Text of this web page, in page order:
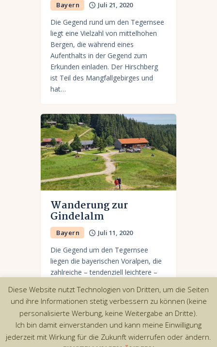
Bayern Juli 21, 2020
Die Gegend rund um den Tegernsee
liegt eine Vielzahl von mittelhohen
Bergen, die während eines
Aufenthalts in der Gegend zum
Erkunden einladen. Der Hirschberg
ist Teil des Mangfallgebirges und
hat…
Wanderung zur
Gindelalm
Bayern Juli 11, 2020
Die Gegend um den Tegernsee
liegen die bayerischen Voralpen, die
zahlreiche – tendenziell leichtere –
schöne Wanderung geht vom
Schlierseee zur 1335m hohen
Gindelalmschneid, die auf…
Diese Website nutzt Technologien von Dritten, um die Seiten
und ihre Informationen stetig verbessern zu können (keine
personalisierte Werbung, keine Weitergabe an Dritte).
Ich bin damit einverstanden und kann meine Einwilligung
jederzeit mit Wirkung für die Zukunft widerrufen oder ändern.